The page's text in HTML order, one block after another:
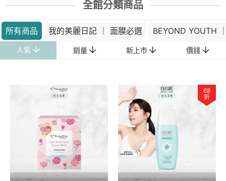
全館分類商品
所有商品 我的美麗日記 ｜ 面膜必選 BEYOND YOUTH
人氣 銷量 新上市 價錢
68
折